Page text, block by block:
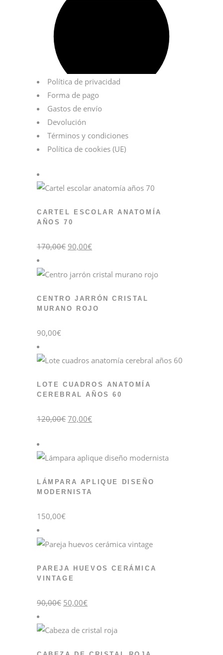
Política de privacidad
Forma de pago
Gastos de envío
Devolución
Términos y condiciones
Política de cookies (UE)
CARTEL ESCOLAR ANATOMÍA
AÑOS 70
170,00€ El
precio
170,00€.
90,00€precio
90,00€.
CENTRO JARRÓN CRISTAL
MURANO ROJO
90,00€
LOTE CUADROS ANATOMÍA
CEREBRAL AÑOS 60
120,00€ El
precio
70,00€precio
LÁMPARA APLIQUE DISEÑO
MODERNISTA
150,00€
PAREJA HUEVOS CERÁMICA
VINTAGE
90,00€ El
precio
90,00€.
50,00€precio
50,00€.